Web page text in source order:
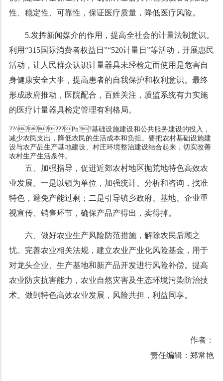
性、稳定性、可靠性，保证医疗质量，降低医疗风险。
5.发挥新闻媒介的作用，提高全社会的计量法制意识。
利用“315国际消费者权益日”“520计量日”等活动，开展惠民
活动，让人民群众认识计量器具未经检定而使用是危害自
身健康安全大事，提高患者的自我保护和权利意识。最终
形成政府推动，医院配合，百姓关注，质监系统有力实施
的医疗计量器具检定管理有利格局。
??^??????Pn??基础设施建设和公共服务建设的投入，
减少农民支出，降低农民的生活成本和负担。要把农村基础设施建
设与农产品生产基地建设、村庄环境整治建设结合起来，切实改善
农村生产生活条件。
五、加强指导，促进近郊农村地区抛荒地特色高效农
业发展。一是以镇为单位，加强统计、分析和咨询，找准
特色，避免产能过剩；二是引导镇乡政府、基地、企业重
视宣传、销售环节，确保产品产得出，卖得掉。
六、做好农业生产风险防范措施，解除农民后顾之
忧。完善农业相关法规，建立农业产业化风险基金，用于
对龙头企业、生产基地和新产品开发进行风险补偿。提高
农业防灾抗害能力，农业自然灾害及生态环境污染防治技
术。做到特色高效农业发展，风险共担，利益同享。
作者：
责任编辑：郑常艳